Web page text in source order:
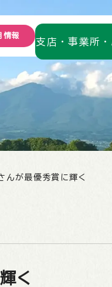
情報
支店・事業所・
が最優秀賞に輝く
く